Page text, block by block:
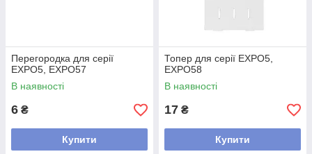
Перегородка для серії
EXPO5, EXPO57
В наявності
6 ₴
Купити
Топер для серії EXPO5,
EXPO58
В наявності
17 ₴
Купити